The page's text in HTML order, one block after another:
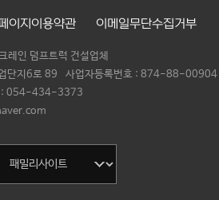
이지이용약관 이메일무단수집거부
레인 덤프트럭 건설업체
단지6로 89
사업자등록번호 : 874-88-00904
054-434-3373